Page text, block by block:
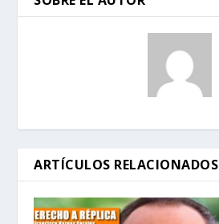
ARTÍCULOS RELACIONADOS